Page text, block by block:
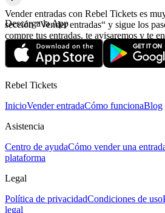
Vender entradas con Rebel Tickets es
sección “Vender entradas“ y sigue los
compre tus entradas, te avisaremos y te
confirmación con la información relativa
Descarga la App
Rebel Tickets
InicioVender entradaCómo funcionaBlog
Asistencia
Centro de ayudaCómo vender una
plataforma
Legal
Política de privacidadCondiciones de uso
legal